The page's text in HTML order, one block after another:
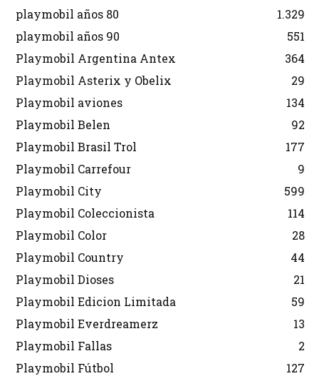
playmobil años 80
1.329
playmobil años 90
551
Playmobil Argentina Antex
364
Playmobil Asterix y Obelix
29
Playmobil aviones
134
Playmobil Belen
92
Playmobil Brasil Trol
177
Playmobil Carrefour
9
Playmobil City
599
Playmobil Coleccionista
114
Playmobil Color
28
Playmobil Country
44
Playmobil Dioses
21
Playmobil Edicion Limitada
59
Playmobil Everdreamerz
13
Playmobil Fallas
2
Playmobil Fútbol
127